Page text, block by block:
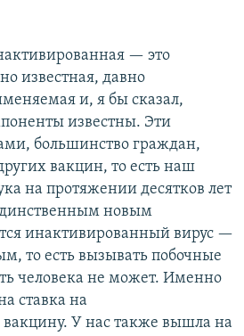
— это
известная, давно
и, я бы сказал,
известны. Эти
большинство граждан,
вакцин, то есть наш
на протяжении десятков лет
новым
инактивированный вирус —
то есть вызывать побочные
человека не может. Именно
ставка на
У нас также вышла на